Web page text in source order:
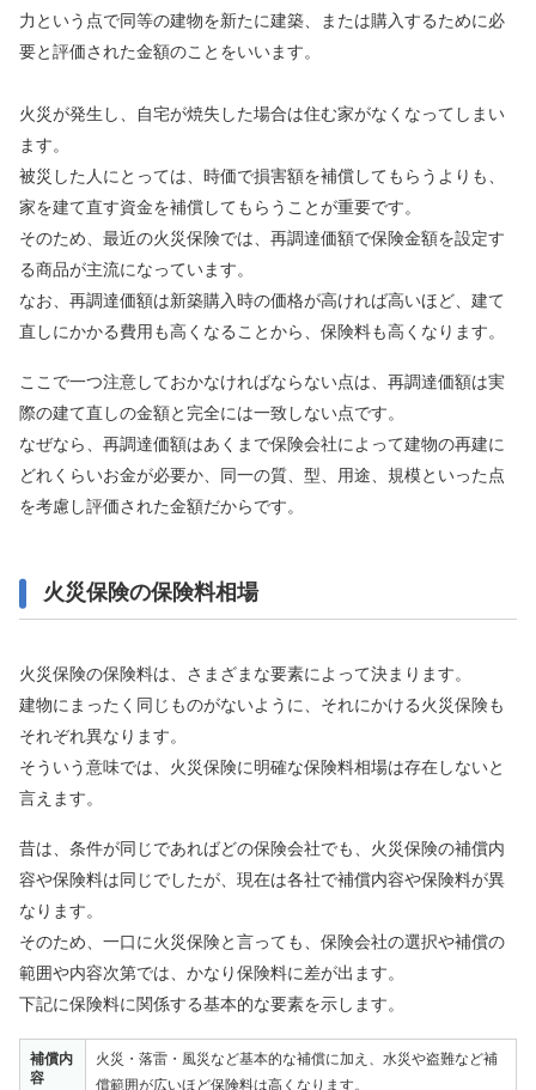
力という点で同等の建物を新たに建築、または購入するために必
要と評価された金額のことをいいます。
火災が発生し、自宅が焼失した場合は住む家がなくなってしまい
ます。
被災した人にとっては、時価で損害額を補償してもらうよりも、
家を建て直す資金を補償してもらうことが重要です。
そのため、最近の火災保険では、再調達価額で保険金額を設定す
る商品が主流になっています。
なお、再調達価額は新築購入時の価格が高ければ高いほど、建て
直しにかかる費用も高くなることから、保険料も高くなります。
ここで一つ注意しておかなければならない点は、再調達価額は実
際の建て直しの金額と完全には一致しない点です。
なぜなら、再調達価額はあくまで保険会社によって建物の再建に
どれくらいお金が必要か、同一の質、型、用途、規模といった点
を考慮し評価された金額だからです。
火災保険の保険料相場
火災保険の保険料は、さまざまな要素によって決まります。
建物にまったく同じものがないように、それにかける火災保険も
それぞれ異なります。
そういう意味では、火災保険に明確な保険料相場は存在しないと
言えます。
昔は、条件が同じであればどの保険会社でも、火災保険の補償内
容や保険料は同じでしたが、現在は各社で補償内容や保険料が異
なります。
そのため、一口に火災保険と言っても、保険会社の選択や補償の
範囲や内容次第では、かなり保険料に差が出ます。
下記に保険料に関係する基本的な要素を示します。
補償内
容
火災・落雷・風災など基本的な補償に加え、水災や盗難など補
償範囲が広いほど保険料は高くなります。